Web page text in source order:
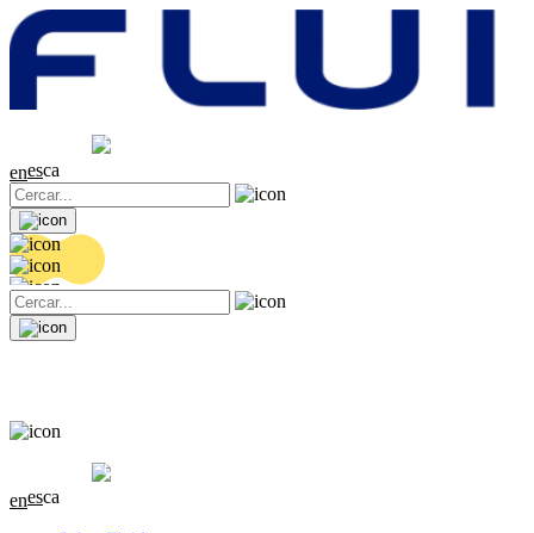
0.04 (+0.2%)
enesca
0.04 (+0.2%)
enesca